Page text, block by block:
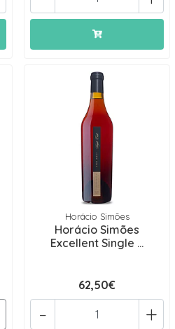
Horácio Simões
Horácio Simões
Excellent Single ...
62,50€
+
-